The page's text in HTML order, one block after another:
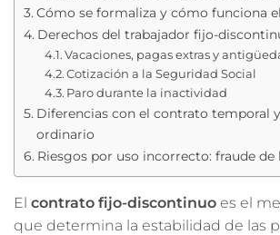
Cómo se formaliza y cómo funciona
Derechos del trabajador fijo-
Vacaciones, pagas extras y
Cotización a la Seguridad Social
Paro durante la inactividad
Diferencias con el contrato temporal
ordinario
Riesgos por uso incorrecto: fraude de
El contrato fijo-discontinuo es el
que determina la estabilidad de las